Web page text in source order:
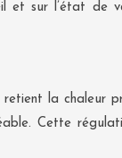
et sur l’état de
la chaleur
Cette